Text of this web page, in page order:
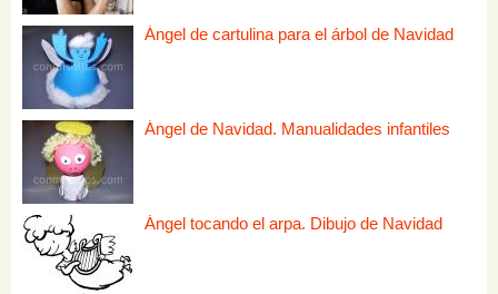
Ángel de cartulina para el árbol de Navidad
Ángel de Navidad. Manualidades infantiles
Ángel tocando el arpa. Dibujo de Navidad